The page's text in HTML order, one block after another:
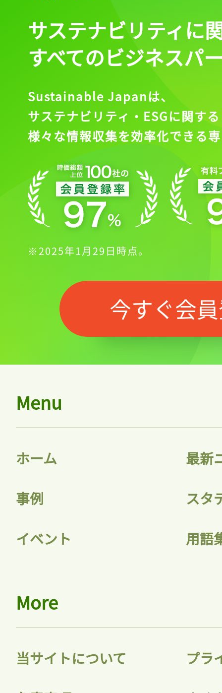
サステナビリティに
すべてのビジネスパ
Sustainable Japanは、
サステナビリティ・ESGに関する
様々な情報収集を効率化できる
※2025年1月29日時点。
今すぐ会
Menu
ホーム 最新
事例 スタ
イベント 用語
More
当サイトについて プラ